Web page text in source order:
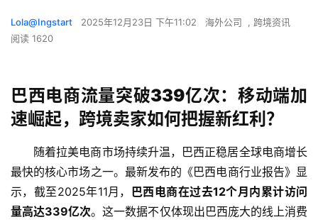
Lola@Ingstart 2025年12月23日 下午11:02 海外公司 , 跨境资讯
阅读 1620
巴西电商流量突破339亿次：移动端加
速崛起，跨境卖家如何把握新红利？
随着拉美电商市场持续升温，巴西正稳居全球电商增长
最快的核心市场之一。最新发布的《巴西电商行业报告》显
示，截至2025年11月， 巴西电商在过去12个月内累计访问
量高达339亿次。这一数据不仅体现出巴西庞大的线上消费